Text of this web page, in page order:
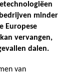
minder
Europese
vervangen,
dalen.
van